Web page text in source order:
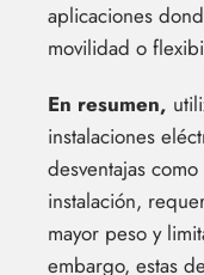
aplicaciones
movilidad o
En resumen,
instalaciones
desventajas
instalación,
mayor peso y
embargo, estas